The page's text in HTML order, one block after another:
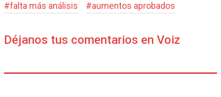
#falta más análisis #aumentos aprobados
Déjanos tus comentarios en Voiz